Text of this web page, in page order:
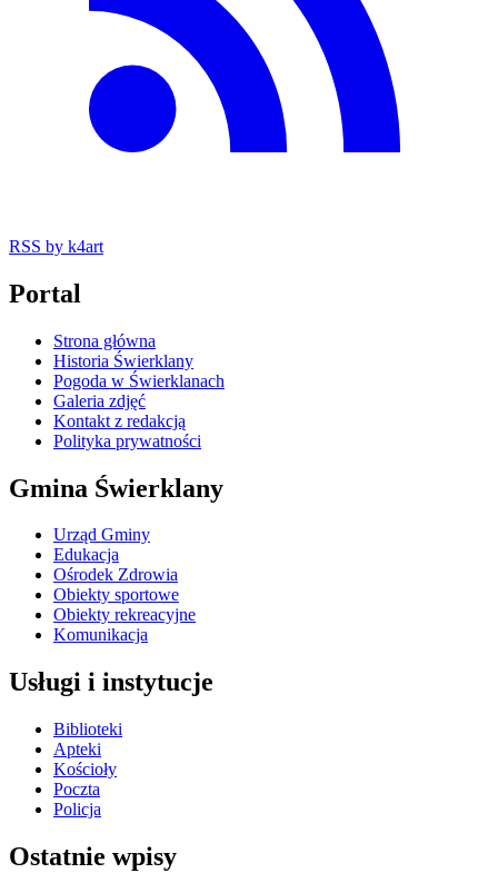
RSS by k4art
Portal
Strona główna
Historia Świerklany
Pogoda w Świerklanach
Galeria zdjęć
Kontakt z redakcją
Polityka prywatności
Gmina Świerklany
Urząd Gminy
Edukacja
Ośrodek Zdrowia
Obiekty sportowe
Obiekty rekreacyjne
Komunikacja
Usługi i instytucje
Biblioteki
Apteki
Kościoły
Poczta
Policja
Ostatnie wpisy